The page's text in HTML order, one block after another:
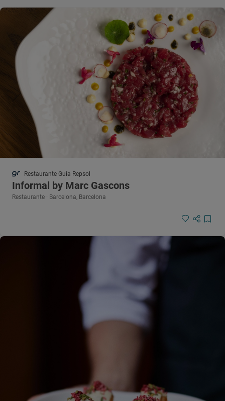
Restaurante Guía Repsol
Informal by Marc Gascons
Restaurante · Barcelona, Barcelona